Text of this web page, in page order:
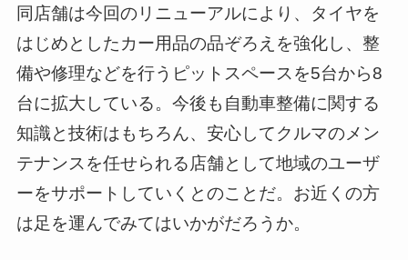
同店舗は今回のリニューアルにより、タイヤを
はじめとしたカー用品の品ぞろえを強化し、整
備や修理などを行うピットスペースを5台から8
台に拡大している。今後も自動車整備に関する
知識と技術はもちろん、安心してクルマのメン
テナンスを任せられる店舗として地域のユーザ
ーをサポートしていくとのことだ。お近くの方
は足を運んでみてはいかがだろうか。